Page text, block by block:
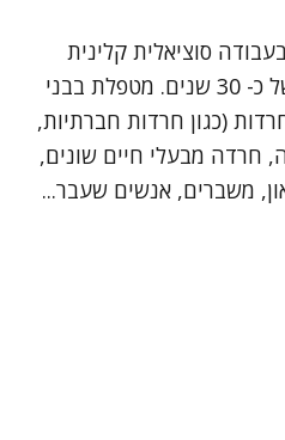
סוציאלית קלינית
ופסיכותרפיסטית עם ניסיון של כ- 30 שנים. מטפלת בבני
(כגון חרדות חברתיות,
חרדה מבעלי חיים שונים,
משברים, אנשים שעבר...